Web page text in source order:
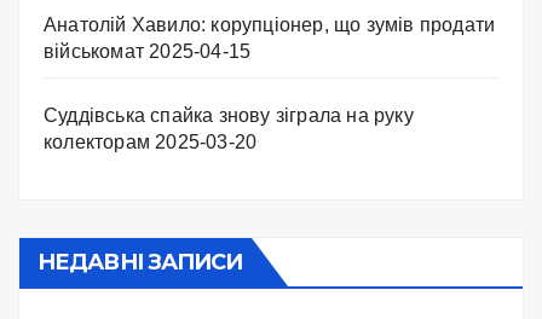
Анатолій Хавило: корупціонер, що зумів продати
військомат 2025-04-15
Суддівська спайка знову зіграла на руку
колекторам 2025-03-20
НЕДАВНІ ЗАПИСИ